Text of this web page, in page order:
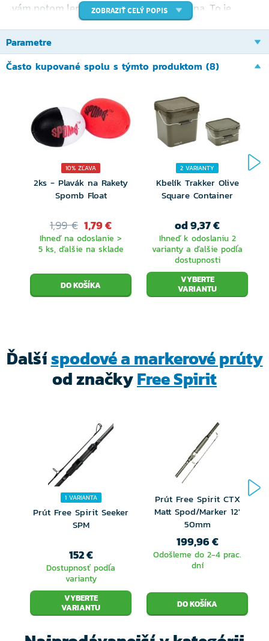
vám potom lepšie pomôže cítiť obrysy dna. To je
dôvod, prečo je väčšina kaprových prútov nevhodná
pre markrování. Všetky Marker a Searcher prúty majú
nad rukoväťou značky pre ľahké meranie.
ZOBRAZIŤ CELÝ POPIS
Parametre
Často kupované spolu s týmto produktom (8)
10% ZĽAVA
2ks - Plavák na Rakety
Spomb Float
1,99 € 1,79 €
Ihneď na odoslanie >
5 ks, ďalšie na sklade
2 VARIANTY
Kbelík Trakker Olive
Square Container
od 9,37 €
Ihneď k odoslaniu 2
varianty a ďalšie podľa
dostupnosti
VYBERTE
VARIANTU
Ďalšíspodové a markerové prúty
od značkyFree Spirit
1 VARIANTA
Prút Free Spirit Seeker
SPM
152 €
Dostupnosť podľa
varianty
VYBERTE
VARIANTU
Prút Free Spirit CTX
Matt Spod/Marker 12'
50mm
199,96 €
Odošleme do 2-4 prac.
dní